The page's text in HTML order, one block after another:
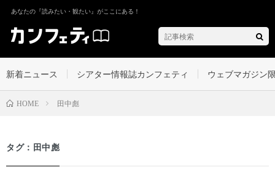
あなたの『読みたい・観たい』がここにある！
新着ニュース シアター情報誌カンフェティ ウェブマガジン
HOME 田中彪
タグ：田中彪